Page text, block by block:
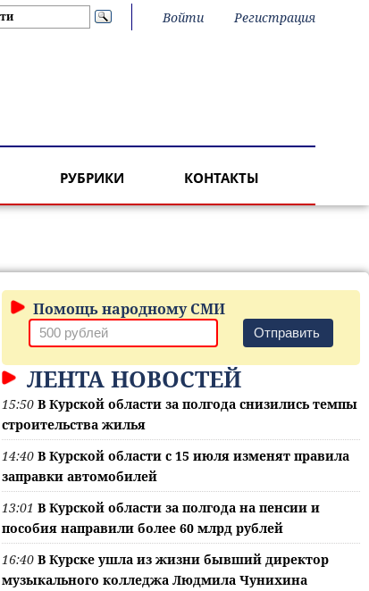
Войти Регистрация
РУБРИКИ КОНТАКТЫ
Помощь народному СМИ
Отправить
ЛЕНТА НОВОСТЕЙ
15:50 В Курской области за полгода снизились темпы
строительства жилья
14:40 В Курской области с 15 июля изменят правила
заправки автомобилей
13:01 В Курской области за полгода на пенсии и
пособия направили более 60 млрд рублей
16:40 В Курске ушла из жизни бывший директор
музыкального колледжа Людмила Чунихина